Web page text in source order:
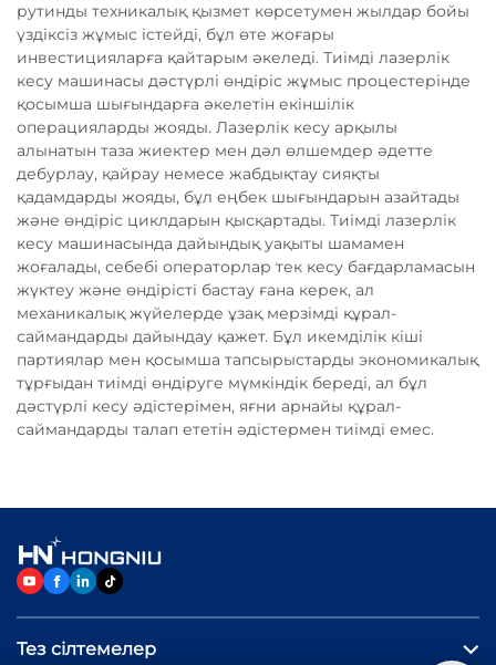
рутинды техникалық қызмет көрсетумен жылдар бойы
үздіксіз жұмыс істейді, бұл өте жоғары
инвестицияларға қайтарым әкеледі. Тиімді лазерлік
кесу машинасы дәстүрлі өндіріс жұмыс процестерінде
қосымша шығындарға әкелетін екіншілік
операцияларды жояды. Лазерлік кесу арқылы
алынатын таза жиектер мен дәл өлшемдер әдетте
дебурлау, қайрау немесе жабдықтау сияқты
қадамдарды жояды, бұл еңбек шығындарын азайтады
және өндіріс циклдарын қысқартады. Тиімді лазерлік
кесу машинасында дайындық уақыты шамамен
жоғалады, себебі операторлар тек кесу бағдарламасын
жүктеу және өндірісті бастау ғана керек, ал
механикалық жүйелерде ұзақ мерзімді құрал-
саймандарды дайындау қажет. Бұл икемділік кіші
партиялар мен қосымша тапсырыстарды экономикалық
тұрғыдан тиімді өндіруге мүмкіндік береді, ал бұл
дәстүрлі кесу әдістерімен, яғни арнайы құрал-
саймандарды талап ететін әдістермен тиімді емес.
Тез сілтемелер